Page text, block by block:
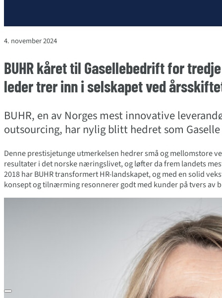
4. november 2024
BUHR kåret til Gasellebedrift for
leder trer inn i selskapet ved
BUHR, en av Norges mest innovative
outsourcing, har nylig blitt hedret som
Denne prestisjetunge utmerkelsen hedrer små og mellomstore
resultater i det norske næringslivet, og løfter da frem landets
2018 har BUHR transformert HR-landskapet, og med en solid
konsept og tilnærming resonnerer godt med kunder på tvers av